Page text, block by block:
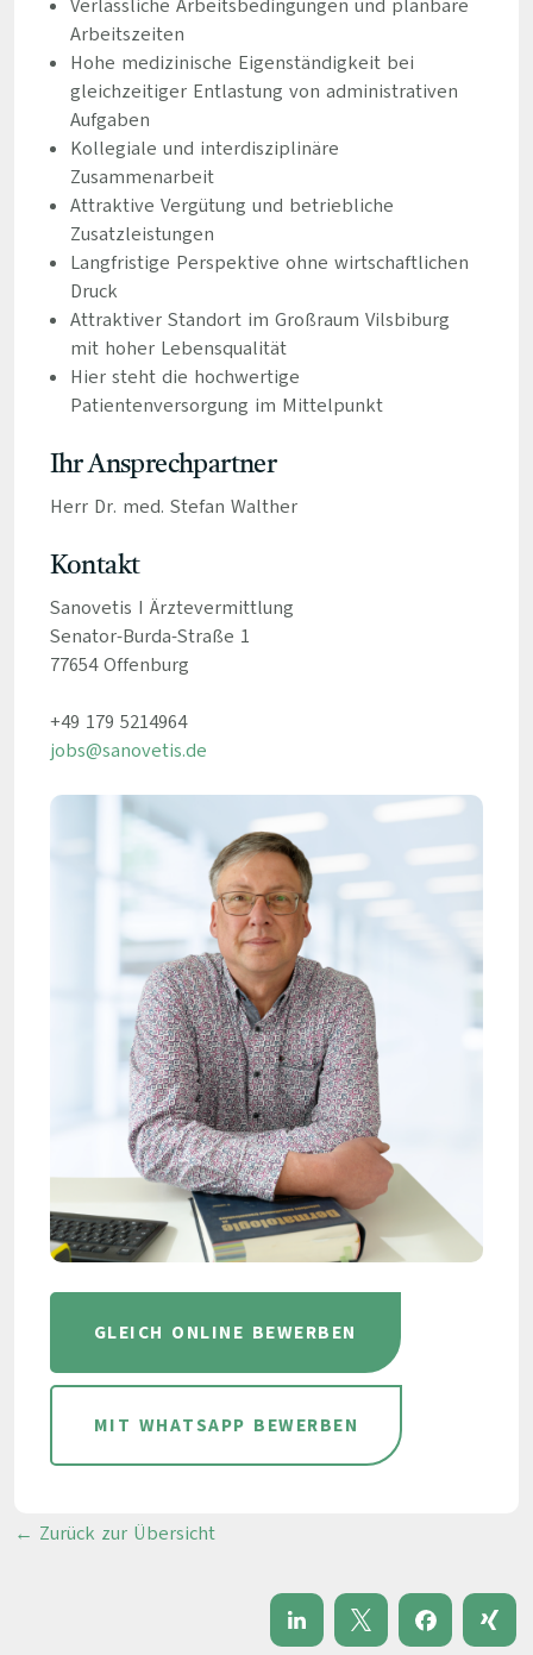
Verlässliche Arbeitsbedingungen und planbare
Arbeitszeiten
Hohe medizinische Eigenständigkeit bei
gleichzeitiger Entlastung von administrativen
Aufgaben
Kollegiale und interdisziplinäre
Zusammenarbeit
Attraktive Vergütung und betriebliche
Zusatzleistungen
Langfristige Perspektive ohne wirtschaftlichen
Druck
Attraktiver Standort im Großraum Vilsbiburg
mit hoher Lebensqualität
Hier steht die hochwertige
Patientenversorgung im Mittelpunkt
Ihr Ansprechpartner
Herr Dr. med. Stefan Walther
Kontakt
Sanovetis I Ärztevermittlung
Senator-Burda-Straße 1
77654 Offenburg
+49 179 5214964
jobs@sanovetis.de
GLEICH ONLINE BEWERBEN
MIT WHATSAPP BEWERBEN
← Zurück zur Übersicht